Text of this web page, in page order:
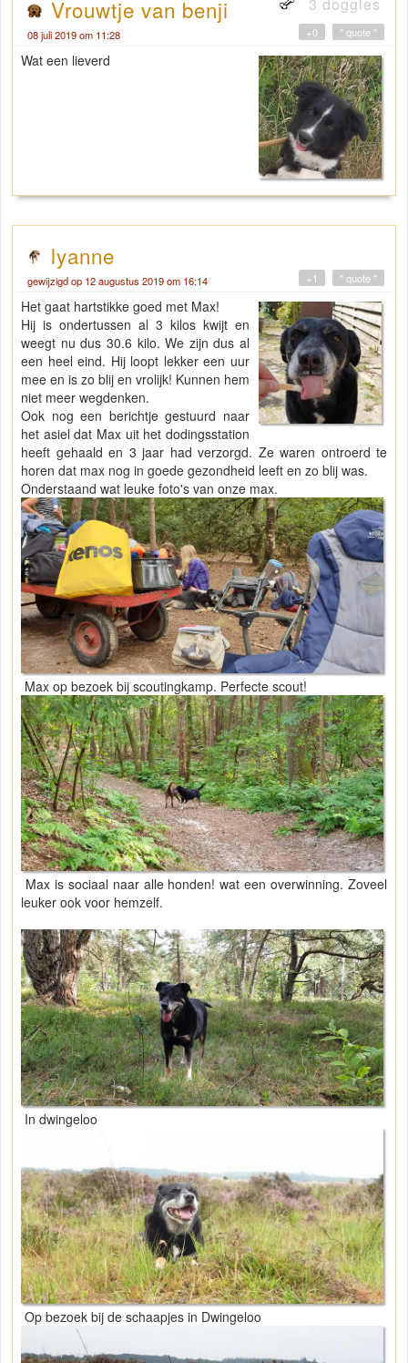
Vrouwtje van benji
08 juli 2019 om 11:28 " quote "
+0
Wat een lieverd
lyanne
gewijzigd op 12 augustus 2019 om 16:14 " quote "
+1
Het gaat hartstikke goed met Max!
Hij is ondertussen al 3 kilos kwijt en
weegt nu dus 30.6 kilo. We zijn dus al
een heel eind. Hij loopt lekker een uur
mee en is zo blij en vrolijk! Kunnen hem
niet meer wegdenken.
Ook nog een berichtje gestuurd naar
het asiel dat Max uit het dodingsstation
heeft gehaald en 3 jaar had verzorgd. Ze waren ontroerd te
horen dat max nog in goede gezondheid leeft en zo blij was.
Onderstaand wat leuke foto's van onze max.
Max op bezoek bij scoutingkamp. Perfecte scout!
Max is sociaal naar alle honden! wat een overwinning. Zoveel
leuker ook voor hemzelf.
In dwingeloo
Op bezoek bij de schaapjes in Dwingeloo